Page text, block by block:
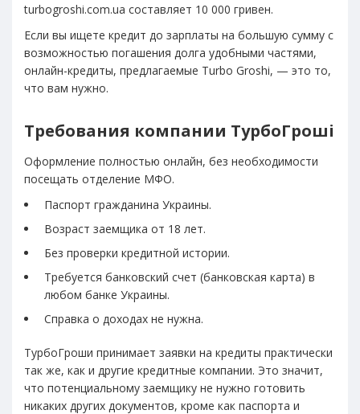
turbogroshi.com.ua составляет 10 000 гривен.
Если вы ищете кредит до зарплаты на большую сумму с
возможностью погашения долга удобными частями,
онлайн-кредиты, предлагаемые Turbo Groshi, — это то,
что вам нужно.
Требования компании ТурбоГроші
Оформление полностью онлайн, без необходимости
посещать отделение МФО.
Паспорт гражданина Украины.
Возраст заемщика от 18 лет.
Без проверки кредитной истории.
Требуется банковский счет (банковская карта) в
любом банке Украины.
Справка о доходах не нужна.
ТурбоГроши принимает заявки на кредиты практически
так же, как и другие кредитные компании. Это значит,
что потенциальному заемщику не нужно готовить
никаких других документов, кроме как паспорта и